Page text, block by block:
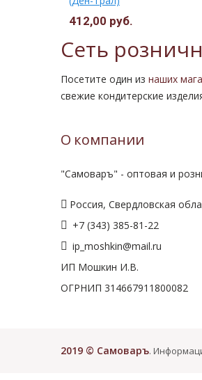
412,00 руб.
Сеть
Посетите один из наших
свежие кондитерские
О компании
"Самоваръ" - оптовая и
Россия, Свердловская
+7 (343) 385-81-22
ip_moshkin@mail.ru
ИП Мошкин И.В.
ОГРНИП 314667911800082
2019 © Самоваръ.